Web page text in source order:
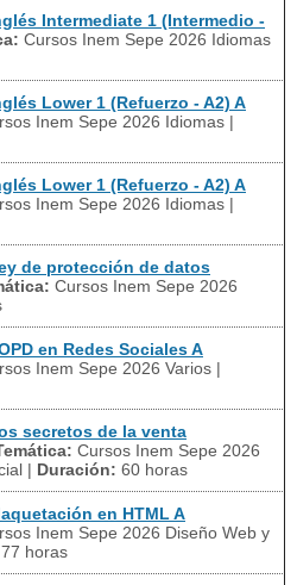
Intermediate 1 (Intermedio -
Cursos Inem Sepe 2026 Idiomas
Lower 1 (Refuerzo - A2) A
Inem Sepe 2026 Idiomas |
Lower 1 (Refuerzo - A2) A
Inem Sepe 2026 Idiomas |
de protección de datos
Cursos Inem Sepe 2026
en Redes Sociales A
Inem Sepe 2026 Varios |
secretos de la venta
Cursos Inem Sepe 2026
| Duración: 60 horas
en HTML A
Inem Sepe 2026 Diseño Web y
77 horas